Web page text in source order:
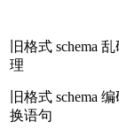
旧格式 schema
理
旧格式 schema
换语句